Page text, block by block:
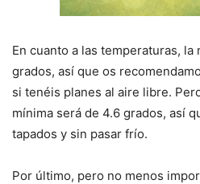
En cuanto a las temperaturas, la
grados, así que os
si tenéis planes al aire libre.
mínima será de 4.6 grados, así
tapados y sin pasar frío.
Por último, pero no menos